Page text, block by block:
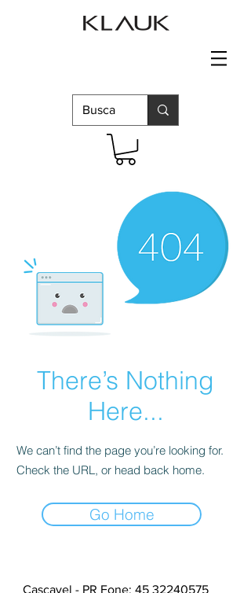
There’s Nothing
Here...
We can’t find the page you’re looking for.
Check the URL, or head back home.
Go Home
Cascavel - PR Fone: 45 32240575